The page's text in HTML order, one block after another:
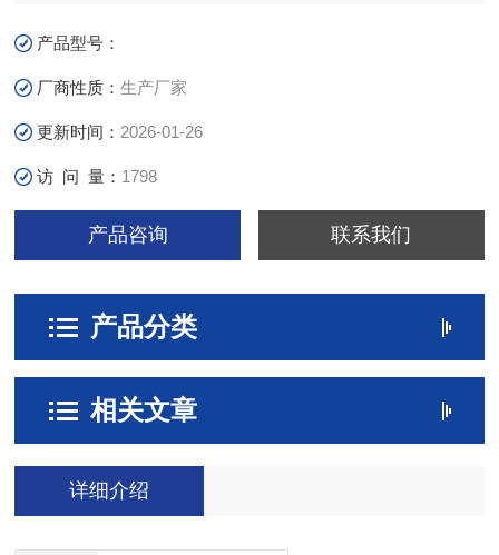
产品型号：
厂商性质：生产厂家
更新时间： 2026-01-26
访 问 量： 1798
产品咨询 联系我们
产品分类
相关文章
详细介绍